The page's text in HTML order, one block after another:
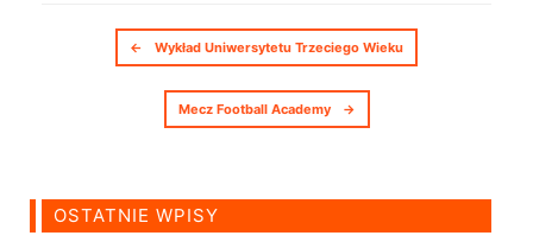
Nawigacja postów
← Wykład Uniwersytetu Trzeciego Wieku
Mecz Football Academy →
OSTATNIE WPISY